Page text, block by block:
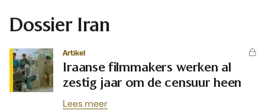
Dossier Iran
Artikel
Iraanse filmmakers werken al
zestig jaar om de censuur heen
Lees meer